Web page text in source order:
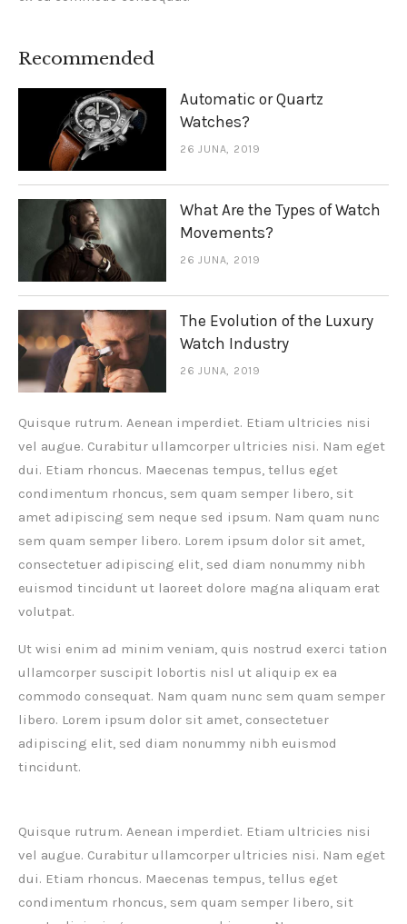
Recommended
Automatic or Quartz
Watches?
26 JUNA, 2019
What Are the Types of Watch
Movements?
26 JUNA, 2019
The Evolution of the Luxury
Watch Industry
26 JUNA, 2019
Quisque rutrum. Aenean imperdiet. Etiam ultricies nisi
vel augue. Curabitur ullamcorper ultricies nisi. Nam eget
dui. Etiam rhoncus. Maecenas tempus, tellus eget
condimentum rhoncus, sem quam semper libero, sit
amet adipiscing sem neque sed ipsum. Nam quam nunc
sem quam semper libero. Lorem ipsum dolor sit amet,
consectetuer adipiscing elit, sed diam nonummy nibh
euismod tincidunt ut laoreet dolore magna aliquam erat
volutpat.
Ut wisi enim ad minim veniam, quis nostrud exerci tation
ullamcorper suscipit lobortis nisl ut aliquip ex ea
commodo consequat. Nam quam nunc sem quam semper
libero. Lorem ipsum dolor sit amet, consectetuer
adipiscing elit, sed diam nonummy nibh euismod
tincidunt.
Quisque rutrum. Aenean imperdiet. Etiam ultricies nisi
vel augue. Curabitur ullamcorper ultricies nisi. Nam eget
dui. Etiam rhoncus. Maecenas tempus, tellus eget
condimentum rhoncus, sem quam semper libero, sit